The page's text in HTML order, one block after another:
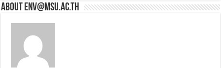
About env@msu.ac.th